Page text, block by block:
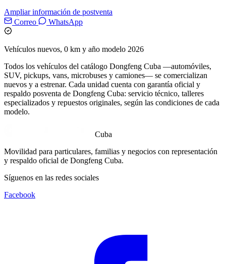
Ampliar información de postventa
Correo
WhatsApp
Vehículos nuevos, 0 km y año modelo 2026
Todos los vehículos del catálogo Dongfeng Cuba —automóviles,
SUV, pickups, vans, microbuses y camiones— se comercializan
nuevos y a estrenar. Cada unidad cuenta con garantía oficial y
respaldo posventa de Dongfeng Cuba: servicio técnico, talleres
especializados y repuestos originales, según las condiciones de cada
modelo.
Cuba
Movilidad para particulares, familias y negocios con representación
y respaldo oficial de Dongfeng Cuba.
Síguenos en las redes sociales
Facebook